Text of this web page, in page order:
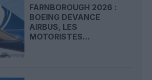
FARNBOROUGH 2026 :
BOEING DEVANCE
AIRBUS, LES
MOTORISTES...